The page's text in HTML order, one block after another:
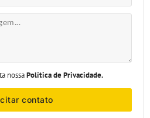
nossaPolítica de Privacidade.
contato